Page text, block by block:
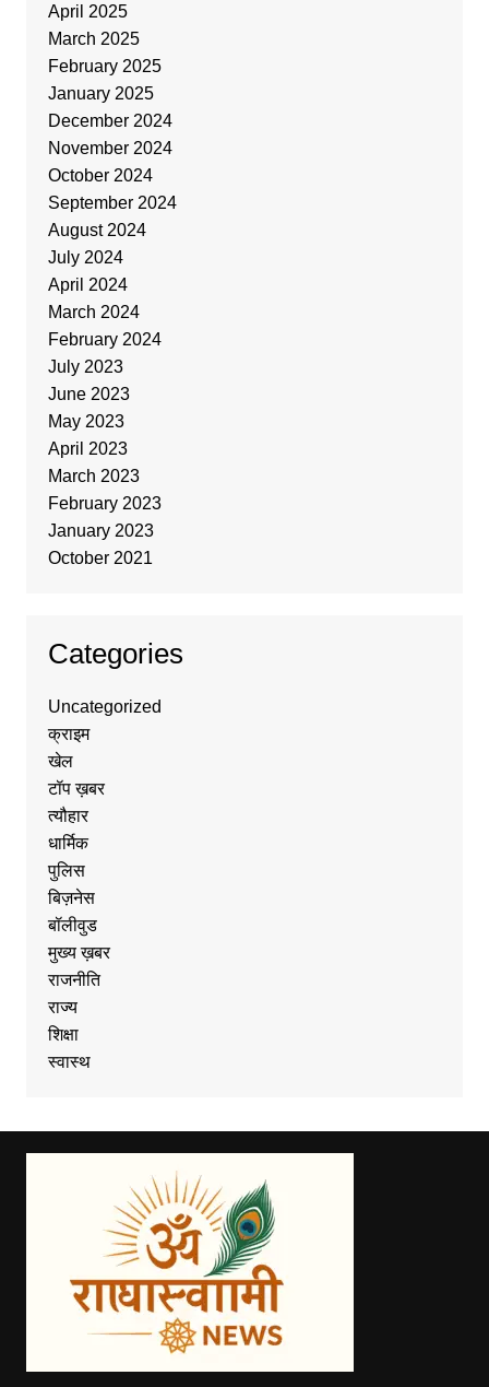
April 2025
March 2025
February 2025
January 2025
December 2024
November 2024
October 2024
September 2024
August 2024
July 2024
April 2024
March 2024
February 2024
July 2023
June 2023
May 2023
April 2023
March 2023
February 2023
January 2023
October 2021
Categories
Uncategorized
क्राइम
खेल
टॉप ख़बर
त्यौहार
धार्मिक
पुलिस
बिज़नेस
बॉलीवुड
मुख्य ख़बर
राजनीति
राज्य
शिक्षा
स्वास्थ